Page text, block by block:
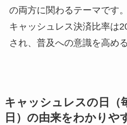
の両方に関わるテーマです
キャッシュレス決済比率は
され、普及への意識を高め
キャッシュレスの日（
日）の由来をわかりや